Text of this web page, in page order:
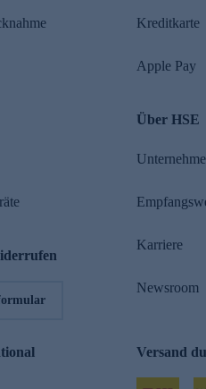
Kreditkarte
Apple Pay
Über HSE
Karriere
Newsroom
Versand